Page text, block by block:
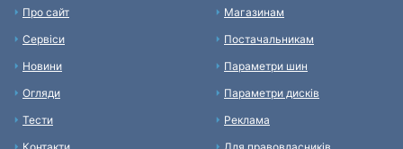
Про сайт
Сервіси
Новини
Огляди
Тести
Магазинам
Постачальникам
Параметри шин
Параметри дисків
Реклама